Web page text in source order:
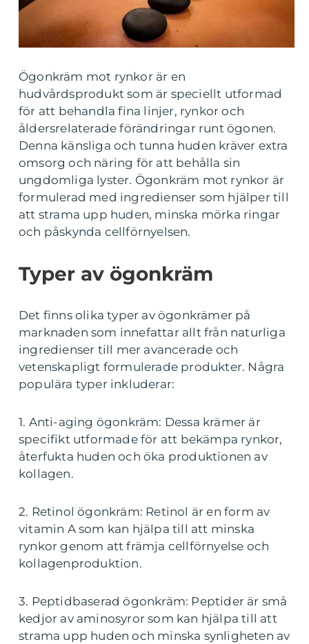
Ögonkräm mot rynkor är en
hudvårdsprodukt som är speciellt utformad
för att behandla fina linjer, rynkor och
åldersrelaterade förändringar runt ögonen.
Denna känsliga och tunna huden kräver extra
omsorg och näring för att behålla sin
ungdomliga lyster. Ögonkräm mot rynkor är
formulerad med ingredienser som hjälper till
att strama upp huden, minska mörka ringar
och påskynda cellförnyelsen.
Typer av ögonkräm
Det finns olika typer av ögonkrämer på
marknaden som innefattar allt från naturliga
ingredienser till mer avancerade och
vetenskapligt formulerade produkter. Några
populära typer inkluderar:
1. Anti-aging ögonkräm: Dessa krämer är
specifikt utformade för att bekämpa rynkor,
återfukta huden och öka produktionen av
kollagen.
2. Retinol ögonkräm: Retinol är en form av
vitamin A som kan hjälpa till att minska
rynkor genom att främja cellförnyelse och
kollagenproduktion.
3. Peptidbaserad ögonkräm: Peptider är små
kedjor av aminosyror som kan hjälpa till att
strama upp huden och minska synligheten av